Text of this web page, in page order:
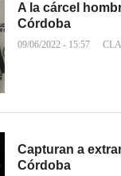
A la cárcel
Córdoba
09/06/2022 - 15:57
Capturan a
Córdoba